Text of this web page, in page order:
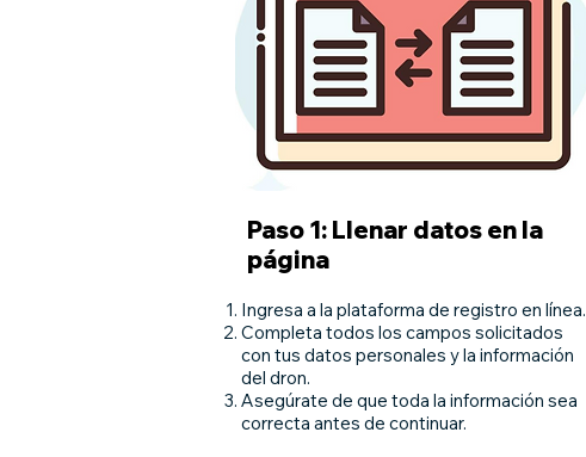
Paso 1: Llenar datos en la
página
Ingresa a la plataforma de registro en línea.
Completa todos los campos solicitados
con tus datos personales y la información
del dron.
Asegúrate de que toda la información sea
correcta antes de continuar.